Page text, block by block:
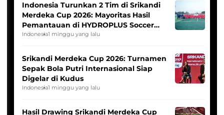
Indonesia Turunkan 2 Tim di Srikandi
Merdeka Cup 2026: Mayoritas Hasil
Pemantauan di HYDROPLUS Soccer
League
Indonesia1 minggu yang lalu
Srikandi Merdeka Cup 2026: Turnamen
Sepak Bola Putri Internasional Siap
Digelar di Kudus
Indonesia1 minggu yang lalu
Hasil Drawing Srikandi Merdeka Cup